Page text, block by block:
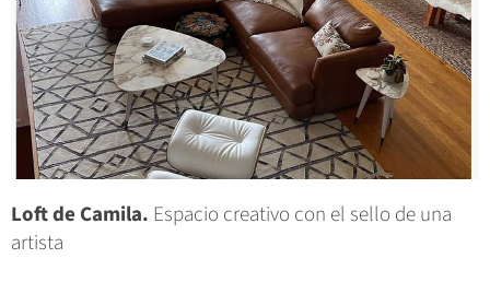
Loft de Camila. Espacio creativo con el sello de una
artista